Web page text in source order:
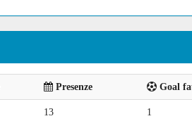
Presenze Goal
13 1